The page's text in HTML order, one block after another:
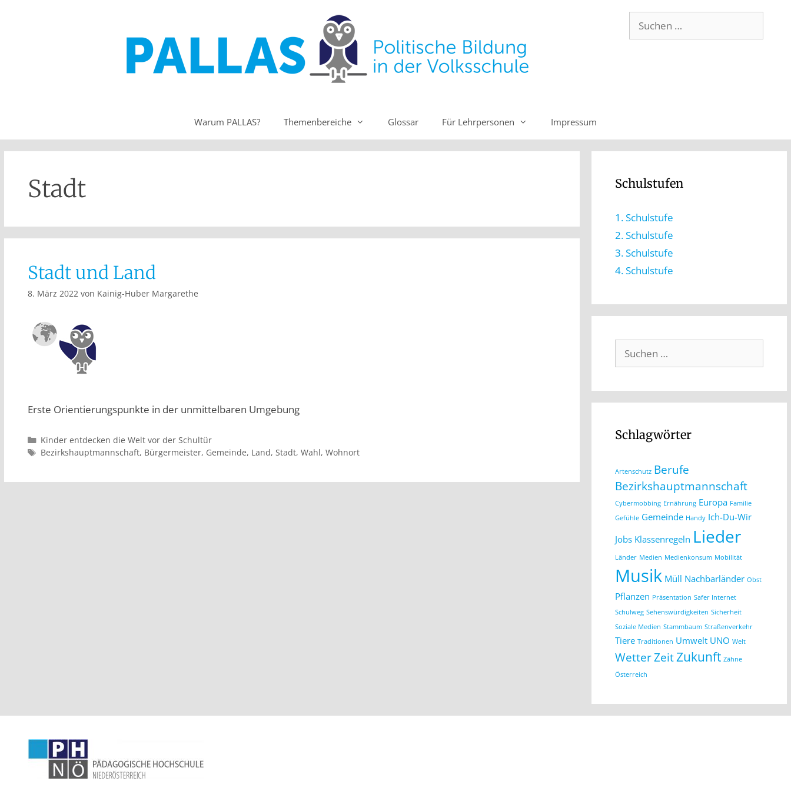
Warum PALLAS? Themenbereiche Glossar Für Lehrpersonen Impressum
Stadt
Stadt und Land
8. März 2022 von Kainig-Huber Margarethe
Erste Orientierungspunkte in der unmittelbaren Umgebung
Kinder entdecken die Welt vor der Schultür
Bezirkshauptmannschaft, Bürgermeister, Gemeinde, Land, Stadt, Wahl, Wohnort
Schulstufen
1. Schulstufe
2. Schulstufe
3. Schulstufe
4. Schulstufe
Schlagwörter
Artenschutz Berufe
Bezirkshauptmannschaft
Cybermobbing Ernährung Europa Familie
Gefühle Gemeinde Handy Ich-Du-Wir
Jobs Klassenregeln Lieder
Länder Medien Medienkonsum Mobilität
Musik Müll Nachbarländer Obst
Pflanzen Präsentation Safer Internet
Schulweg Sehenswürdigkeiten Sicherheit
Soziale Medien Stammbaum Straßenverkehr
Tiere Traditionen Umwelt UNO Welt
WetterZeitZukunft Zähne
Österreich